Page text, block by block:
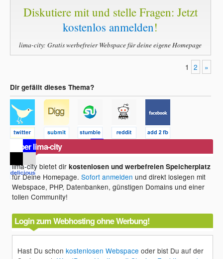
Diskutiere mit und stelle Fragen: Jetzt
kostenlos anmelden!
lima-city: Gratis werbefreier Webspace für deine eigene Homepage
1 2 »
Dir gefällt dieses Thema?
Über lima-city
lima-city bietet dirkostenlosen und werbefreien Speicherplatz
für Deine Homepage.Sofort anmelden und direkt loslegen mit
Webspace, PHP, Datenbanken, günstigen Domains und einer
tollen Community!
Login zum Webhosting ohne Werbung!
Hast Du schonkostenlosen Webspace oder bist Du auf der